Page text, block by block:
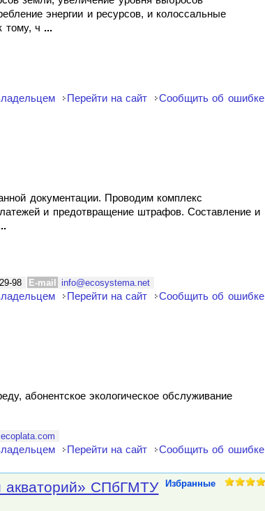
энергии и ресурсов, и колоссальные
тому, ч ...
Перейти на сайт Сообщить об ошибке
документации. Проводим комплекс
и предотвращение штрафов. Составление и
98 E-mail info@ecosystema.net
Перейти на сайт Сообщить об ошибке
абонентское экологическое обслуживание
Перейти на сайт Сообщить об ошибке
акваторий» СПбГМТУ Избранные